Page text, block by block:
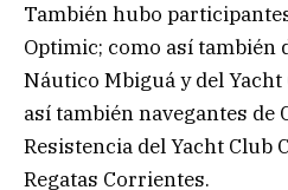
También hubo
Optimic; como así también
Náutico Mbiguá y del Yacht
así también navegantes de
Resistencia del Yacht Club
Regatas Corrientes.